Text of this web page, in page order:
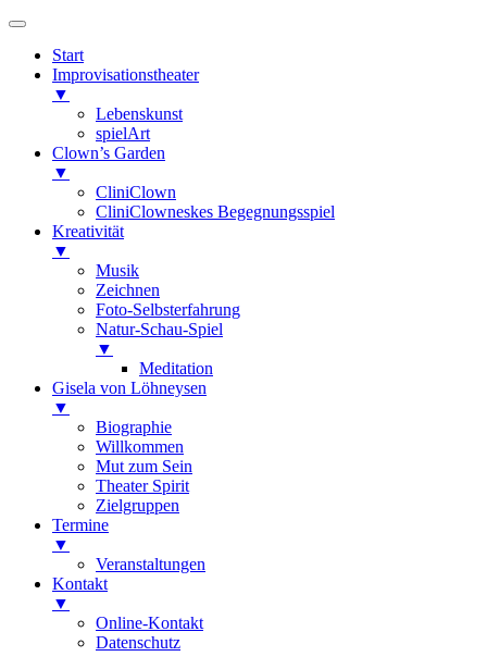
Start
Improvisationstheater
▼
Lebenskunst
spielArt
Clown’s Garden
▼
CliniClown
CliniClowneskes Begegnungsspiel
Kreativität
▼
Musik
Zeichnen
Foto-Selbsterfahrung
Natur-Schau-Spiel
▼
Meditation
Gisela von Löhneysen
▼
Biographie
Willkommen
Mut zum Sein
Theater Spirit
Zielgruppen
Termine
▼
Veranstaltungen
Kontakt
▼
Online-Kontakt
Datenschutz